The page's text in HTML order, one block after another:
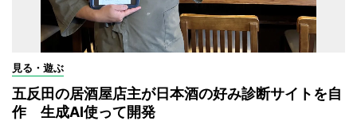
見る・遊ぶ
五反田の居酒屋店主が日本酒の好み診断サイトを自
作 生成AI使って開発